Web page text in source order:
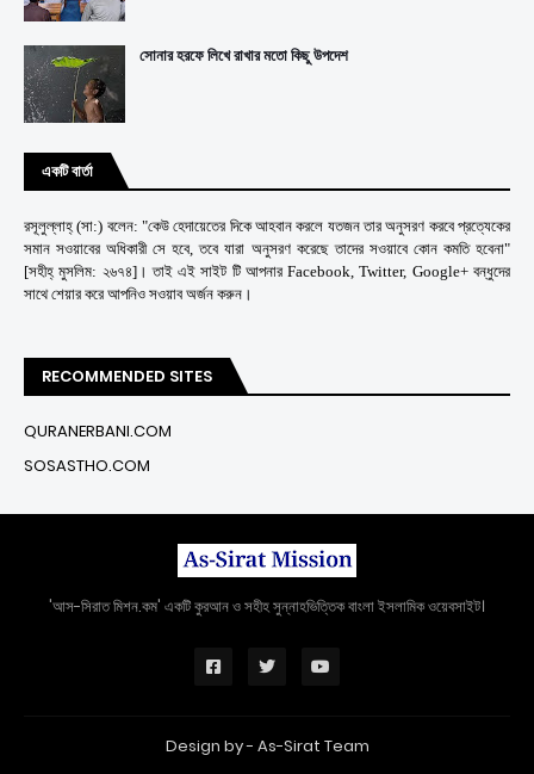
সোনার হরফে লিখে রাখার মতো কিছু উপদেশ
একটি বার্তা
রসূলুল্লাহ্ (সা:) বলেন: "কেউ হেদায়েতের দিকে আহবান করলে যতজন তার অনুসরণ করবে প্রত্যেকের
সমান সওয়াবের অধিকারী সে হবে, তবে যারা অনুসরণ করেছে তাদের সওয়াবে কোন কমতি হবেনা"
[সহীহ্ মুসলিম: ২৬৭৪]। তাই এই সাইট টি আপনার Facebook, Twitter, Google+ বন্ধুদের
সাথে শেয়ার করে আপনিও সওয়াব অর্জন করুন।
RECOMMENDED SITES
QURANERBANI.COM
SOSASTHO.COM
'আস-সিরাত মিশন.কম' একটি কুরআন ও সহীহ সুন্নাহভিত্তিক বাংলা ইসলামিক ওয়েবসাইট।
Design by - As-Sirat Team